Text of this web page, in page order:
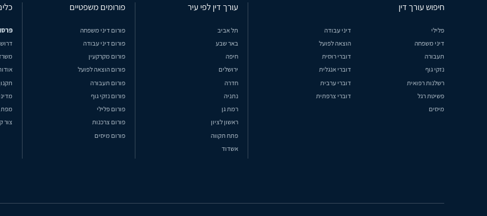
חיפוש עורך דין
פלילי
דיני עבודה
דיני משפחה
הוצאה לפועל
תעבורה
דוברי רוסית
נזקי גוף
דוברי אנגלית
רשלנות רפואית
דוברי ערבית
פשיטת רגל
דוברי צרפתית
מיסים
עורך דין לפי עיר
תל אביב
באר שבע
חיפה
ירושלים
חדרה
נתניה
רמת גן
ראשון לציון
פתח תקווה
אשדוד
פורומים משפטיים
פורום דיני משפחה
פורום דיני עבודה
פורום מקרקעין
פורום הוצאה לפועל
פורום תעבורה
פורום נזקי גוף
פורום פלילי
פורום צרכנות
פורום מיסים
מפת
צור